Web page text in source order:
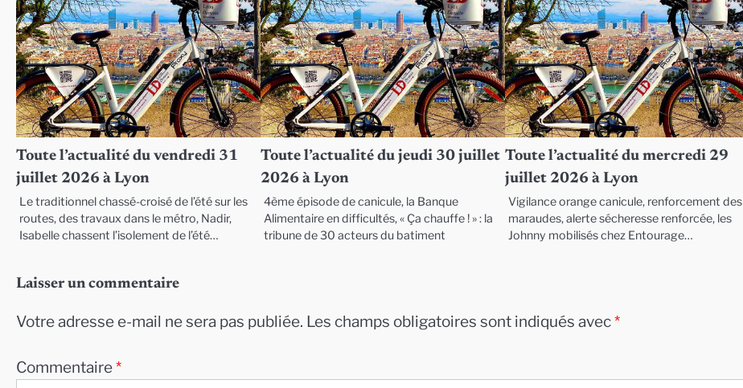
Toute l’actualité du vendredi 31
juillet 2026 à Lyon
Le traditionnel chassé-croisé de l’été sur les
routes, des travaux dans le métro, Nadir,
Isabelle chassent l’isolement de l’été…
Toute l’actualité du jeudi 30 juillet
2026 à Lyon
4ème épisode de canicule, la Banque
Alimentaire en difficultés, « Ça chauffe ! » : la
tribune de 30 acteurs du batiment
Toute l’actualité du mercredi 29
juillet 2026 à Lyon
Vigilance orange canicule, renforcement des
maraudes, alerte sécheresse renforcée, les
Johnny mobilisés chez Entourage…
Laisser un commentaire
Votre adresse e-mail ne sera pas publiée. Les champs obligatoires sont indiqués avec*
Commentaire*